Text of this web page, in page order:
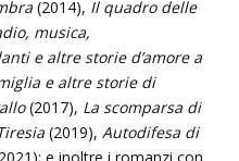
(2014), Il quadro delle
musica,
e altre storie d’amore a
e altre storie di
(2017), La scomparsa di
(2019), Autodifesa di